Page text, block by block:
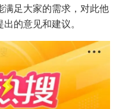
足大家的需求，对此他
的意见和建议。